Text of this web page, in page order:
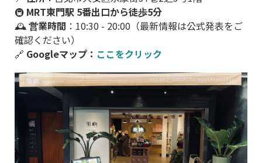
🚇 MRT東門駅 5番出口から徒歩5分
🕰営業時間 ：10:30 - 20:00（最新情報は公式発表をご
確認ください）
🔗 Googleマップ： ここをクリック